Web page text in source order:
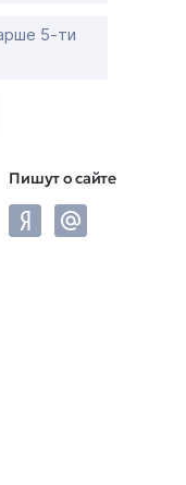
5-ти
Пишут о сайте